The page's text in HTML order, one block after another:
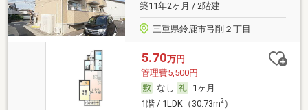
築11年2ヶ月 / 2階建
三重県鈴鹿市弓削２丁目
5.70万円
管理費5,500円
なし
1ヶ月
1階 / 1LDK（30.73m2）